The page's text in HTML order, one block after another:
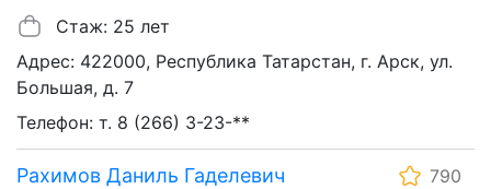
Стаж: 25 лет
Адрес: 422000, Республика Татарстан, г. Арск, ул.
Большая, д. 7
Телефон: т. 8 (266) 3-23-**
Рахимов Даниль Гаделевич 790